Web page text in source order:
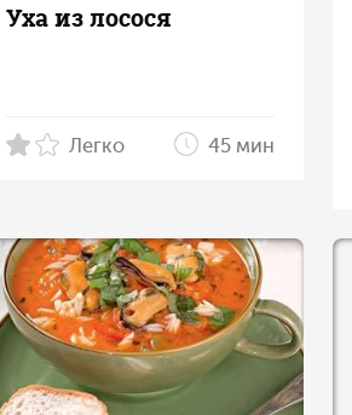
Уха из лосося
Легко 45 мин